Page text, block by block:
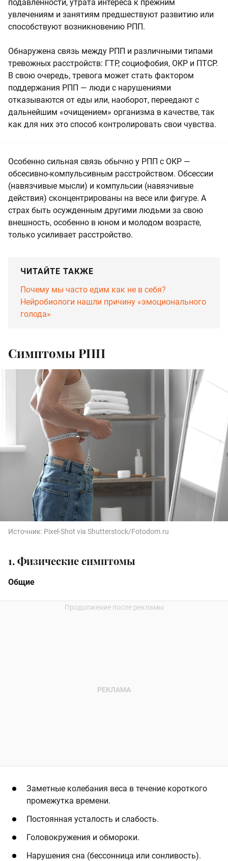
подавленности, утрата интереса к прежним
увлечениям и занятиям предшествуют развитию или
способствуют возникновению РПП.
Обнаружена связь между РПП и различными типами
тревожных расстройств: ГТР, социофобия, ОКР и ПТСР.
В свою очередь, тревога может стать фактором
поддержания РПП — люди с нарушениями
отказываются от еды или, наоборот, переедают с
дальнейшим «очищением» организма в качестве, так
как для них это способ контролировать свои чувства.
Особенно сильная связь обычно у РПП с ОКР —
обсесивно-компульсивным расстройством. Обсессии
(навязчивые мысли) и компульсии (навязчивые
действия) сконцентрированы на весе или фигуре. А
страх быть осужденным другими людьми за свою
внешность, особенно в юном и молодом возрасте,
только усиливает расстройство.
ЧИТАЙТЕ ТАКЖЕ
Почему мы часто едим как не в себя?
Нейробиологи нашли причину «эмоционального
голода»
Симптомы РПП
Источник: Pixel-Shot via Shutterstock/Fotodom.ru
1. Физические симптомы
Общие
Заметные колебания веса в течение короткого
промежутка времени.
Постоянная усталость и слабость.
Головокружения и обмороки.
Нарушения сна (бессонница или сонливость).